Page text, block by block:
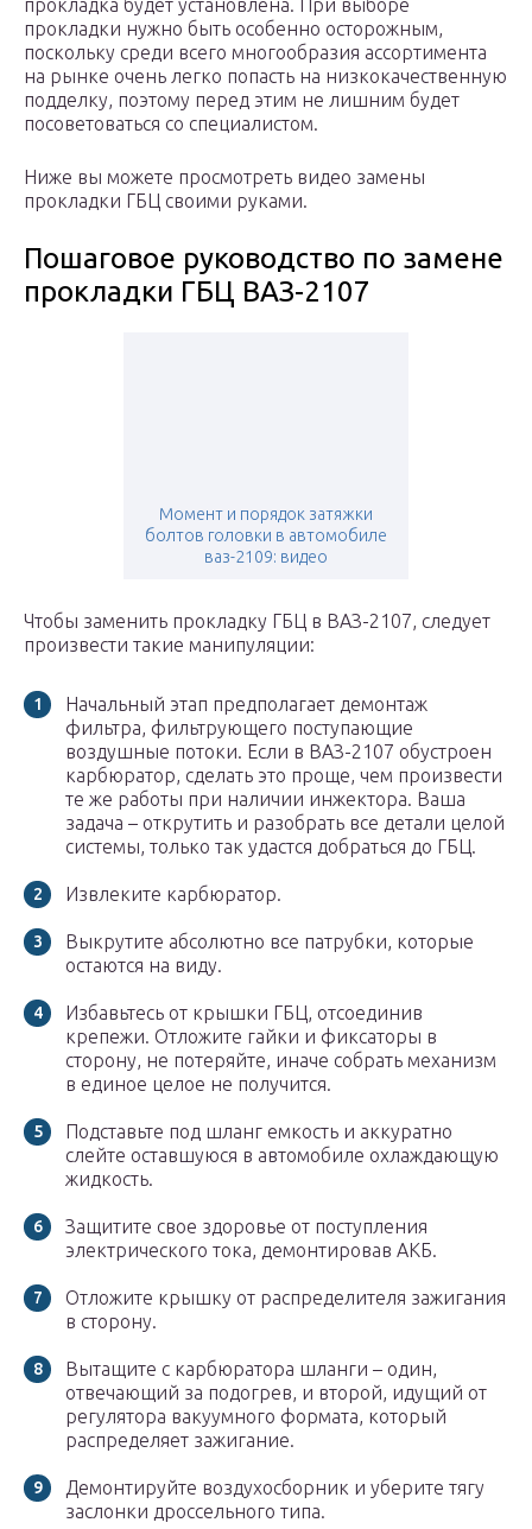
прокладка будет установлена. При выборе
прокладки нужно быть особенно осторожным,
поскольку среди всего многообразия ассортимента
на рынке очень легко попасть на низкокачественную
подделку, поэтому перед этим не лишним будет
посоветоваться со специалистом.
Ниже вы можете просмотреть видео замены
прокладки ГБЦ своими руками.
Пошаговое руководство по замене
прокладки ГБЦ ВАЗ-2107
Момент и порядок затяжки
болтов головки в автомобиле
ваз-2109: видео
Чтобы заменить прокладку ГБЦ в ВАЗ-2107, следует
произвести такие манипуляции:
Начальный этап предполагает демонтаж
фильтра, фильтрующего поступающие
воздушные потоки. Если в ВАЗ-2107 обустроен
карбюратор, сделать это проще, чем произвести
те же работы при наличии инжектора. Ваша
задача – открутить и разобрать все детали целой
системы, только так удастся добраться до ГБЦ.
Извлеките карбюратор.
Выкрутите абсолютно все патрубки, которые
остаются на виду.
Избавьтесь от крышки ГБЦ, отсоединив
крепежи. Отложите гайки и фиксаторы в
сторону, не потеряйте, иначе собрать механизм
в единое целое не получится.
Подставьте под шланг емкость и аккуратно
слейте оставшуюся в автомобиле охлаждающую
жидкость.
Защитите свое здоровье от поступления
электрического тока, демонтировав АКБ.
Отложите крышку от распределителя зажигания
в сторону.
Вытащите с карбюратора шланги – один,
отвечающий за подогрев, и второй, идущий от
регулятора вакуумного формата, который
распределяет зажигание.
Демонтируйте воздухосборник и уберите тягу
заслонки дроссельного типа.